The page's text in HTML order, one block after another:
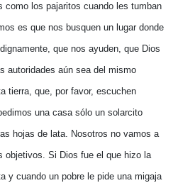
como los pajaritos cuando les tumban
es que nos busquen un lugar donde
que nos ayuden, que Dios
autoridades aún sea del mismo
tierra, que, por favor, escuchen
una casa sólo un solarcito
hojas de lata. Nosotros no vamos a
objetivos. Si Dios fue el que hizo la
y cuando un pobre le pide una migaja